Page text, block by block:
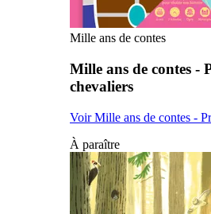
Mille ans de contes
Mille ans de contes -
chevaliers
Voir Mille ans de contes -
À paraître